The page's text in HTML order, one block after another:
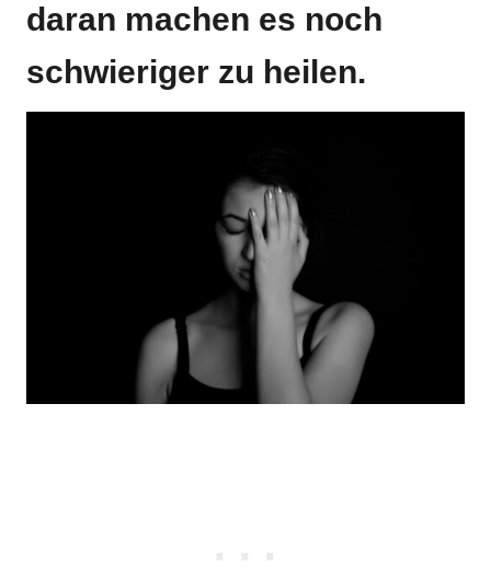
daran machen es noch
schwieriger zu heilen.